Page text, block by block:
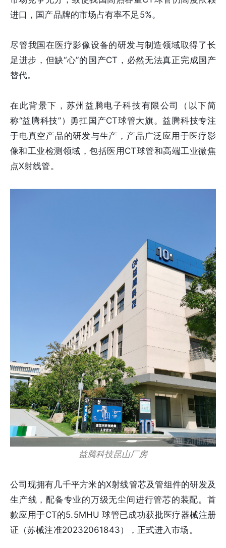
进口，国产品牌的市场占有率不足5%。
尽管我国在医疗影像设备的研发与制造领域取得了长
足进步，但缺“心”的国产CT，必然无法真正完成国产
替代。
在此背景下，苏州益腾电子科技有限公司（以下简
称“益腾科技”）勇扛国产CT球管大旗。益腾科技专注
于电真空产品的研发与生产，产品广泛应用于医疗影
像和工业检测领域，包括医用CT球管和高端工业微焦
点X射线管。
益腾科技昆山厂房
公司现拥有几千平方米的X射线管芯及管组件的研发及
生产线，配备专业的万级无尘间进行管芯的装配。首
款应用于CT的5.5MHU 球管已成功获批医疗器械注册
证（苏械注准20232061843），正式进入市场。